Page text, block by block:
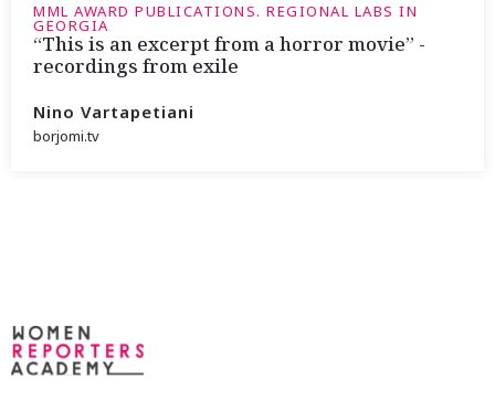
MML AWARD PUBLICATIONS. REGIONAL LABS IN
GEORGIA
“This is an excerpt from a horror movie” -
recordings from exile
Nino Vartapetiani
borjomi.tv